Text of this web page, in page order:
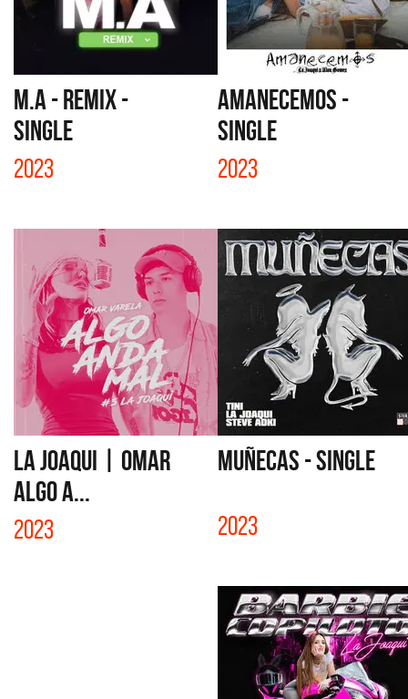
M.A - REMIX -
SINGLE
2023
AMANECEMOS -
SINGLE
2023
LA JOAQUI | OMAR
ALGO A...
2023
MUÑECAS - SINGLE
2023